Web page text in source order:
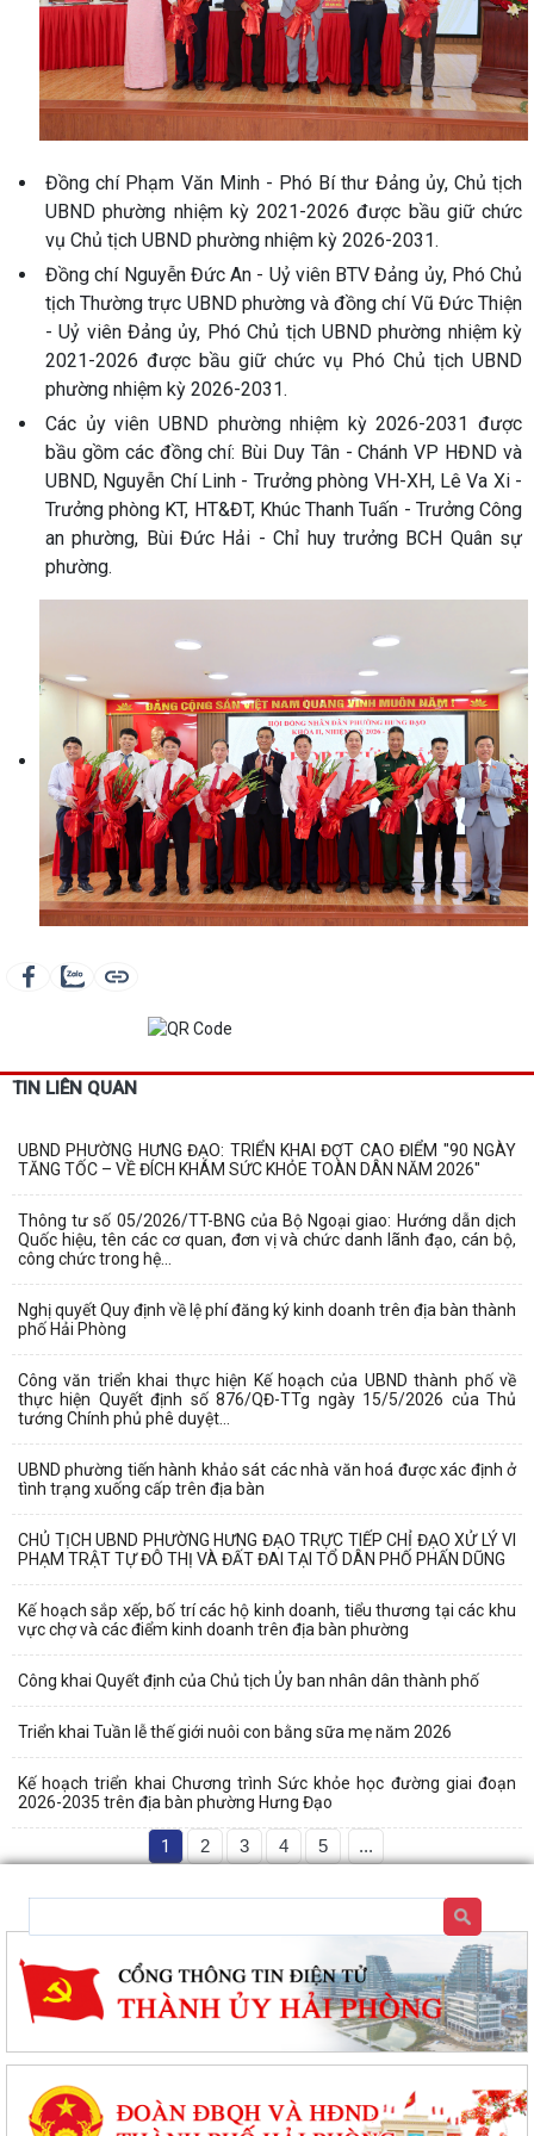
Đồng chí Phạm Văn Minh - Phó Bí thư Đảng ủy, Chủ tịch
UBND phường nhiệm kỳ 2021-2026 được bầu giữ chức
vụ Chủ tịch UBND phường nhiệm kỳ 2026-2031.
Đồng chí Nguyễn Đức An - Uỷ viên BTV Đảng ủy, Phó Chủ
tịch Thường trực UBND phường và đồng chí Vũ Đức Thiện
- Uỷ viên Đảng ủy, Phó Chủ tịch UBND phường nhiệm kỳ
2021-2026 được bầu giữ chức vụ Phó Chủ tịch UBND
phường nhiệm kỳ 2026-2031.
Các ủy viên UBND phường nhiệm kỳ 2026-2031 được
bầu gồm các đồng chí: Bùi Duy Tân - Chánh VP HĐND và
UBND, Nguyễn Chí Linh - Trưởng phòng VH-XH, Lê Va Xi -
Trưởng phòng KT, HT&ĐT, Khúc Thanh Tuấn - Trưởng Công
an phường, Bùi Đức Hải - Chỉ huy trưởng BCH Quân sự
phường.
TIN LIÊN QUAN
UBND PHƯỜNG HƯNG ĐẠO: TRIỂN KHAI ĐỢT CAO ĐIỂM "90 NGÀY
TĂNG TỐC – VỀ ĐÍCH KHÁM SỨC KHỎE TOÀN DÂN NĂM 2026"
Thông tư số 05/2026/TT-BNG của Bộ Ngoại giao: Hướng dẫn dịch
Quốc hiệu, tên các cơ quan, đơn vị và chức danh lãnh đạo, cán bộ,
công chức trong hệ...
Nghị quyết Quy định về lệ phí đăng ký kinh doanh trên địa bàn thành
phố Hải Phòng
Công văn triển khai thực hiện Kế hoạch của UBND thành phố về
thực hiện Quyết định số 876/QĐ-TTg ngày 15/5/2026 của Thủ
tướng Chính phủ phê duyệt...
UBND phường tiến hành khảo sát các nhà văn hoá được xác định ở
tình trạng xuống cấp trên địa bàn
CHỦ TỊCH UBND PHƯỜNG HƯNG ĐẠO TRỰC TIẾP CHỈ ĐẠO XỬ LÝ VI
PHẠM TRẬT TỰ ĐÔ THỊ VÀ ĐẤT ĐAI TẠI TỔ DÂN PHỐ PHẤN DŨNG
Kế hoạch sắp xếp, bố trí các hộ kinh doanh, tiểu thương tại các khu
vực chợ và các điểm kinh doanh trên địa bàn phường
Công khai Quyết định của Chủ tịch Ủy ban nhân dân thành phố
Triển khai Tuần lễ thế giới nuôi con bằng sữa mẹ năm 2026
Kế hoạch triển khai Chương trình Sức khỏe học đường giai đoạn
2026-2035 trên địa bàn phường Hưng Đạo
1 2 3 4 5 ...